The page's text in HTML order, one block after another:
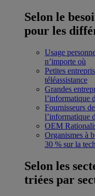
Selon le
pour les
Usage
n’importe où
Petites
téléassistance
Grandes
l’informatique
Fournisseurs
l’informatique
OEM
Organismes à
30 % sur la
Selon les
triées par